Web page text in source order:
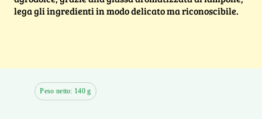
lega gli ingredienti in modo delicato ma riconoscibile.
Peso netto: 140 g